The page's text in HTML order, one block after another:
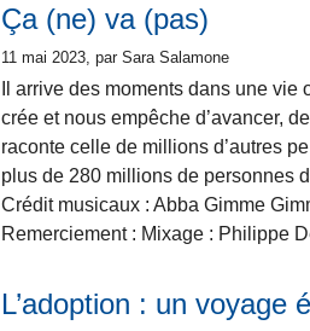
Ça (ne) va (pas)
11 mai 2023 , par Sara Salamone
Il arrive des moments dans une
crée et nous empêche d’avancer,
raconte celle de millions d’autres
plus de 280 millions de personnes
Crédit musicaux : Abba Gimme
Remerciement : Mixage : Philippe
L’adoption : un voyage